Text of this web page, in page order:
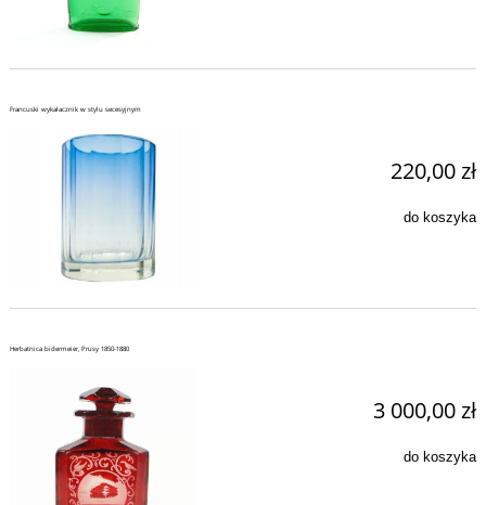
Francuski wykałacznik w stylu secesyjnym
220,00 zł
do koszyka
Herbatnica bidermeier, Prusy 1850-1880
3 000,00 zł
do koszyka